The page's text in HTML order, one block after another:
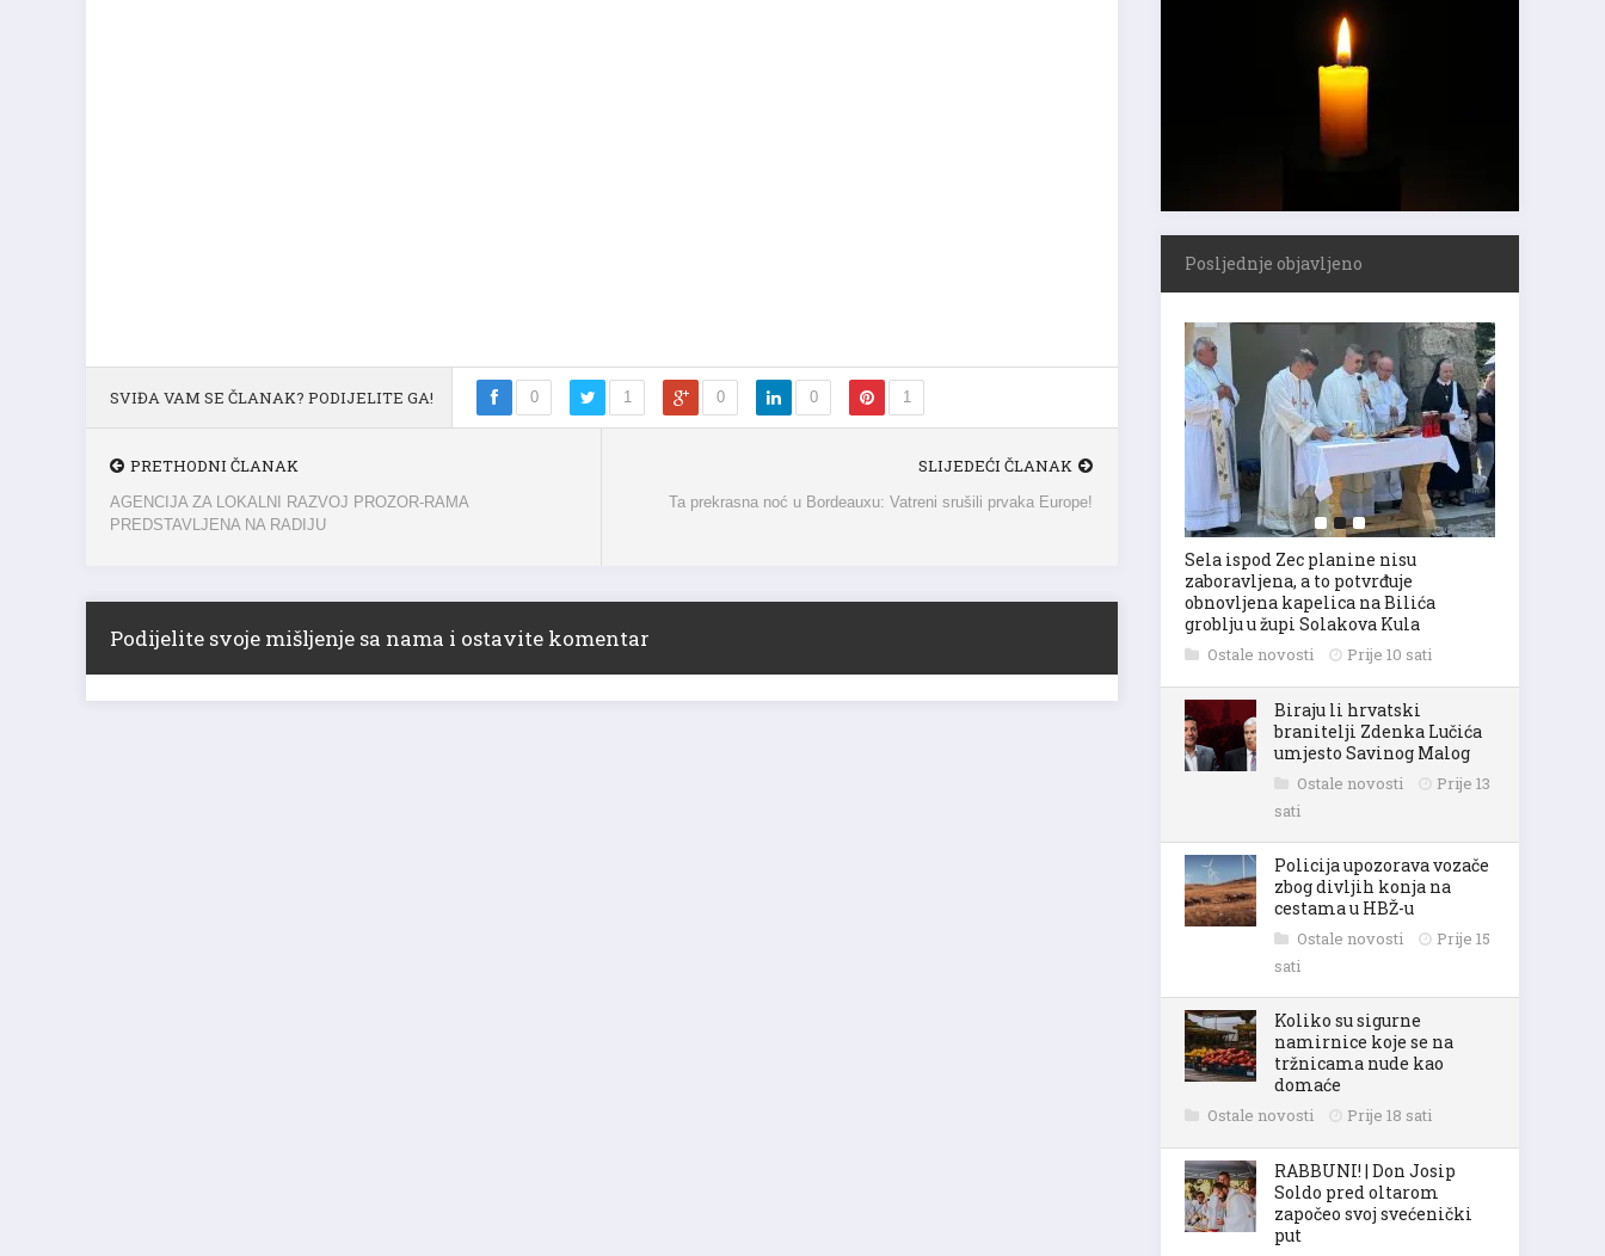
SVIĐA VAM SE ČLANAK? PODIJELITE GA! 0 1 0 0 1
PRETHODNI ČLANAK
AGENCIJA ZA LOKALNI RAZVOJ PROZOR-RAMA
SLIJEDEĆI ČLANAK
Ta prekrasna noć u Bordeauxu: Vatreni srušili prvaka Europe!
Podijelite svoje mišljenje sa nama i ostavite komentar
Posljednje objavljeno
Sela ispod Zec planine nisu
zaboravljena, a to potvrđuje
obnovljena kapelica na Bilića
groblju u župi Solakova Kula
Ostale novosti Prije 10 sati
Biraju li hrvatski
branitelji Zdenka Lučića
umjesto Savinog Malog
Ostale novosti
Prije 13
sati
Policija upozorava vozače
zbog divljih konja na
cestama u HBŽ-u
Ostale novosti
Prije 15
sati
Koliko su sigurne
namirnice koje se na
tržnicama nude kao
domaće
Ostale novosti Prije 18 sati
RABBUNI! | Don Josip
Soldo pred oltarom
započeo svoj svećenički
put